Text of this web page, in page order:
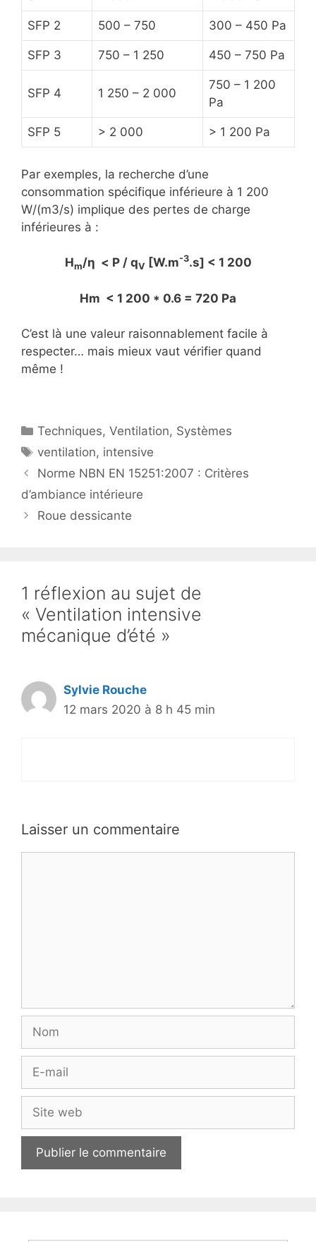
SFP 2 500 – 750 300 – 450 Pa
SFP 3 750 – 1 250 450 – 750 Pa
SFP 4 1 250 – 2 000
750 – 1 200
Pa
SFP 5 > 2 000 > 1 200 Pa
Par exemples, la recherche d’une
consommation spécifique inférieure à 1 200
W/(m3/s) implique des pertes de charge
inférieures à :
Hm/η < P / qV [W.m-3.s] < 1 200
Hm < 1 200 * 0.6 = 720 Pa
C’est là une valeur raisonnablement facile à
respecter… mais mieux vaut vérifier quand
même !
Catégories
Techniques,Ventilation, Systèmes
Étiquettes
ventilation, intensive
Norme NBN EN 15251:2007 : Critères
d’ambiance intérieure
Roue dessicante
1 réflexion au sujet de
« Ventilation intensive
mécanique d’été »
Sylvie Rouche
12 mars 2020 à 8 h 45 min
Laisser un commentaire
mail
web